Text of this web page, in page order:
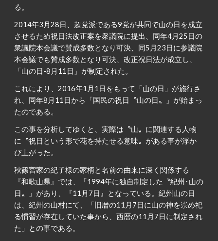
る。
2014年3月28日、超党派である9党が共同で山の日を成立
させるため祝日法改正案を衆議院に提出、同年4月25日の
衆議院本会議で賛成多数となり可決、同5月23日に参議院
本会議でも賛成多数となり可決、改正祝日法が成立し、
「山の日-8月11日」が制定された。
これにより、2016年1月1日をもって「山の日」が施行さ
れ、同年8月11日から「国民の祝日〝山の日〟」が始まっ
たのである。
この事を分析してゆくと、実際は〝山〟に関連する人物
に〝祝日という形で花を持たせる意味〟がある事が浮か
び上がった。
秋篠宮家の紀子様の家柄と名前の由来に深く関係する
『和歌山県』では、「1994年に独自制定した〝紀州･山の
日〟」があり、『11月7日』となっている。紀州山の日
は、紀州の山村にて、「旧暦の11月7日に山の神を崇め祀
る慣習が存在していた事から、西暦の11月7日に制定され
た」との事である。